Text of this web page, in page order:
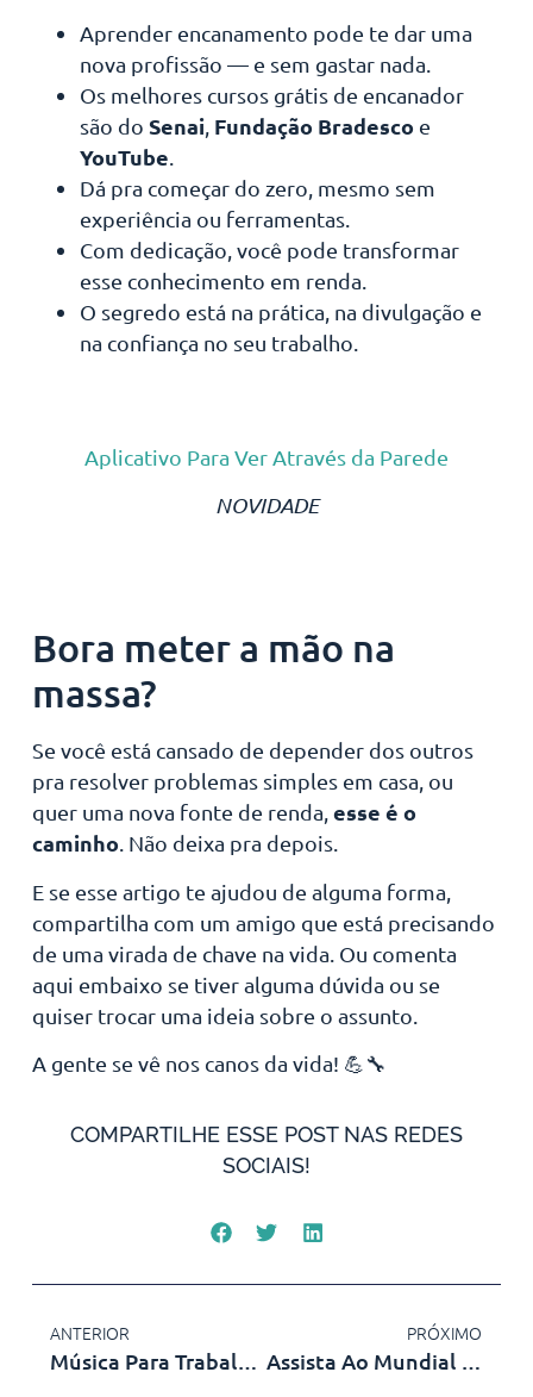
Aprender encanamento pode te dar uma
nova profissão — e sem gastar nada.
Os melhores cursos grátis de encanador
são do Senai, Fundação Bradesco e
YouTube
Dá pra começar do zero, mesmo sem
experiência ou ferramentas.
Com dedicação, você pode transformar
esse conhecimento em renda.
O segredo está na prática, na divulgação e
na confiança no seu trabalho.
Aplicativo Para Ver Através da Parede
NOVIDADE
Bora meter a mão na
massa?
Se você está cansado de depender dos outros
pra resolver problemas simples em casa, ou
quer uma nova fonte de renda,esse é o
caminho. Não deixa pra depois.
E se esse artigo te ajudou de alguma forma,
compartilha com um amigo que está precisando
de uma virada de chave na vida. Ou comenta
aqui embaixo se tiver alguma dúvida ou se
quiser trocar uma ideia sobre o assunto.
A gente se vê nos canos da vida! 💪🔧
COMPARTILHE ESSE POST NAS REDES
SOCIAIS!
ANTERIOR
Música Para Trabalhar E Estudar Com Foco E Concentração
PRÓXIMO
Assista Ao Mundial De Clubes Ao Vivo